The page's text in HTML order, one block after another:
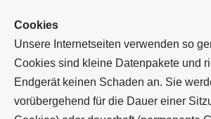
Cookies
Unsere Internetseiten verwenden so
Cookies sind kleine Datenpakete und
Endgerät keinen Schaden an. Sie
vorübergehend für die Dauer einer